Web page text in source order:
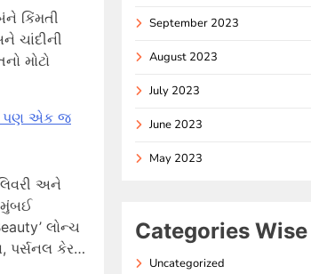
કિંમતી
ચાંદીની
મોટો
પણ એક જ
અને
મુંબઈ
લોન્ચ
પર્સનલ કેર…
September 2023
August 2023
July 2023
June 2023
May 2023
Categories
Uncategorized